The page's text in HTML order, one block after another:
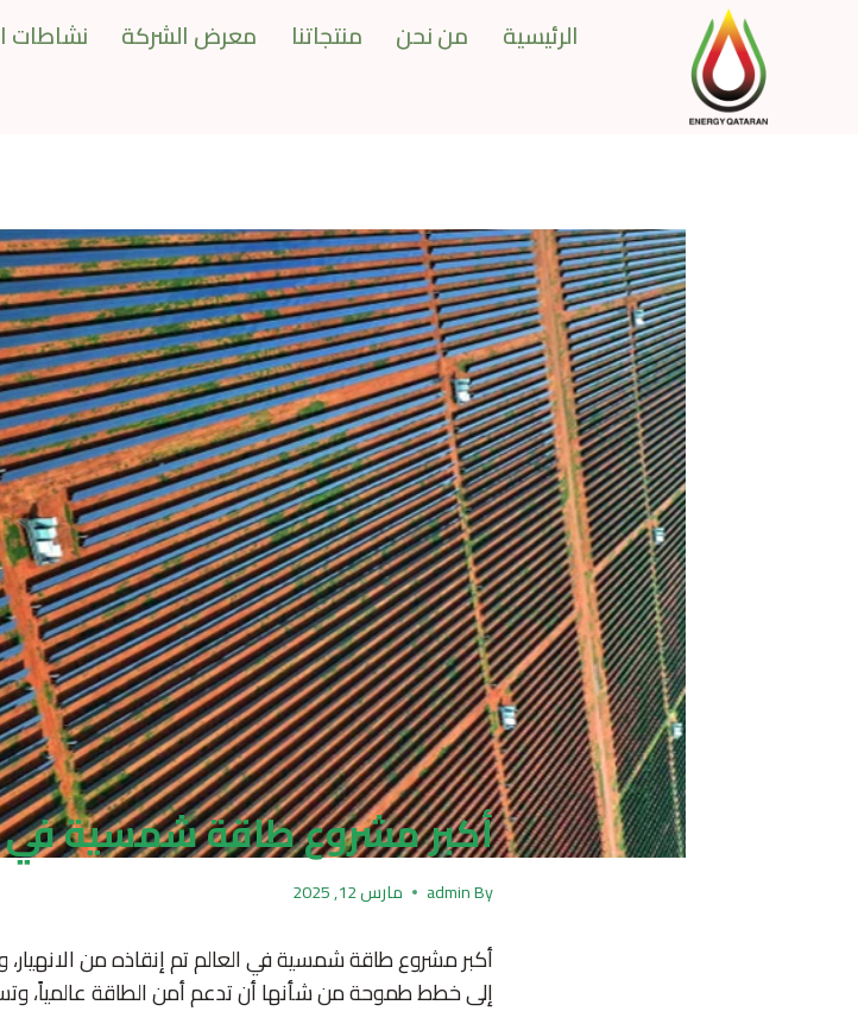
الرئيسية من نحن منتجاتنا معرض الشركة نشاطات
أكبر مشروع طاقة شمسية في
By
admin مارس 12, 2025
أكبر مشروع طاقة شمسية في العالم تم إنقاذه من
إلى خطط طموحة من شأنها أن تدعم أمن الطاقة عالمياً،